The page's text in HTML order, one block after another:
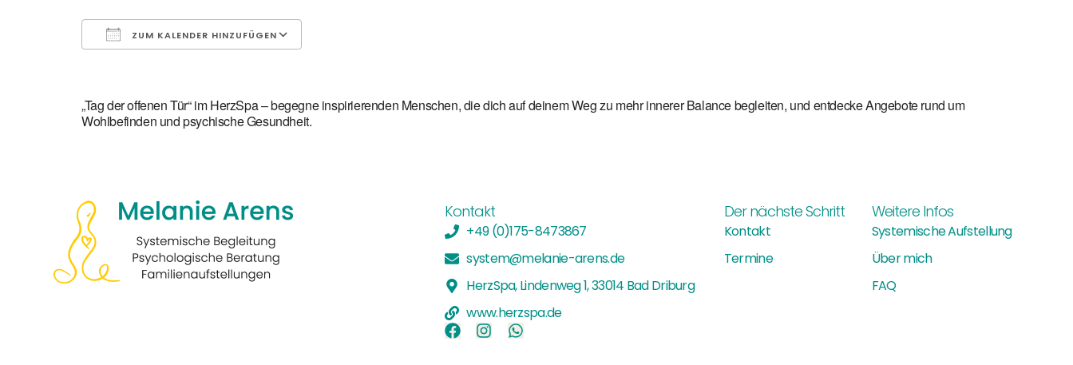
ZUM KALENDER HINZUFÜGEN
„Tag der offenen Tür“ im HerzSpa – begegne inspirierenden Menschen, die dich auf deinem Weg zu mehr innerer Balance begleiten, und entdecke Angebote rund um
Wohlbefinden und psychische Gesundheit.
Kontakt
+49 (0)175-8473867
system@melanie-arens.de
HerzSpa, Lindenweg 1, 33014 Bad Driburg
www.herzspa.de
Der nächste Schritt
Kontakt
Termine
Weitere Infos
Systemische Aufstellung
Über mich
FAQ